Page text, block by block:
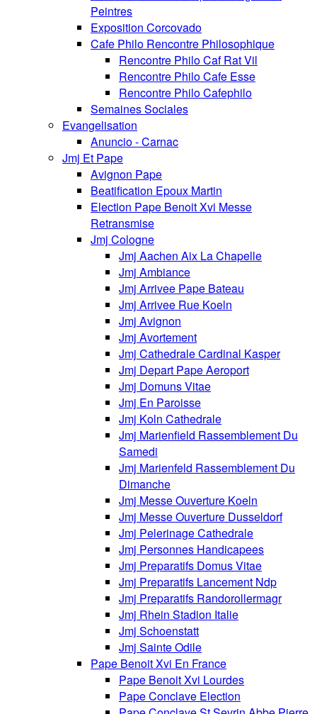
Peintres
Exposition Corcovado
Cafe Philo Rencontre Philosophique
Rencontre Philo Caf Rat Vil
Rencontre Philo Cafe Esse
Rencontre Philo Cafephilo
Semaines Sociales
Evangelisation
Anuncio - Carnac
Jmj Et Pape
Avignon Pape
Beatification Epoux Martin
Election Pape Benoit Xvi Messe
Retransmise
Jmj Cologne
Jmj Aachen Aix La Chapelle
Jmj Ambiance
Jmj Arrivee Pape Bateau
Jmj Arrivee Rue Koeln
Jmj Avignon
Jmj Avortement
Jmj Cathedrale Cardinal Kasper
Jmj Depart Pape Aeroport
Jmj Domuns Vitae
Jmj En Paroisse
Jmj Koln Cathedrale
Jmj Marienfield Rassemblement Du
Samedi
Jmj Marienfeld Rassemblement Du
Dimanche
Jmj Messe Ouverture Koeln
Jmj Messe Ouverture Dusseldorf
Jmj Pelerinage Cathedrale
Jmj Personnes Handicapees
Jmj Preparatifs Domus Vitae
Jmj Preparatifs Lancement Ndp
Jmj Preparatifs Randorollermagr
Jmj Rhein Stadion Italie
Jmj Schoenstatt
Jmj Sainte Odile
Pape Benoit Xvi En France
Pape Benoit Xvi Lourdes
Pape Conclave Election